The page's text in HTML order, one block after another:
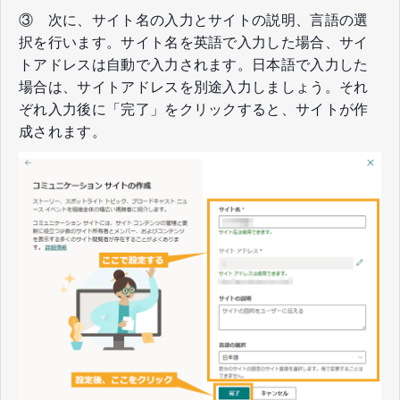
③ 次に、サイト名の入力とサイトの説明、言語の選
択を行います。サイト名を英語で入力した場合、サイ
トアドレスは自動で入力されます。日本語で入力した
場合は、サイトアドレスを別途入力しましょう。それ
ぞれ入力後に「完了」をクリックすると、サイトが作
成されます。